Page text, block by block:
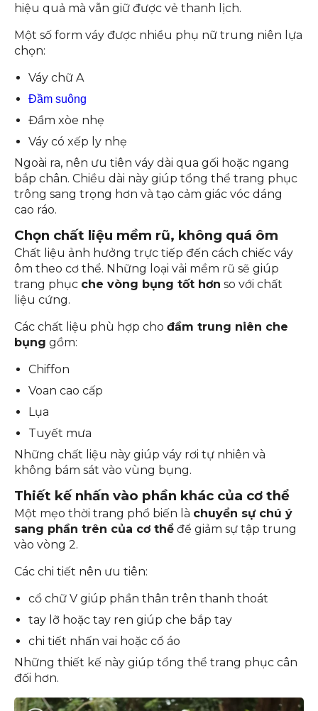
hiệu quả mà vẫn giữ được vẻ thanh lịch.
Một số form váy được nhiều phụ nữ trung niên lựa
chọn:
Váy chữ A
Đầm suông
Đầm xòe nhẹ
Váy có xếp ly nhẹ
Ngoài ra, nên ưu tiên váy dài qua gối hoặc ngang
bắp chân. Chiều dài này giúp tổng thể trang phục
trông sang trọng hơn và tạo cảm giác vóc dáng
cao ráo.
Chọn chất liệu mềm rũ, không quá ôm
Chất liệu ảnh hưởng trực tiếp đến cách chiếc váy
ôm theo cơ thể. Những loại vải mềm rũ sẽ giúp
trang phục che vòng bụng tốt hơn so với chất
liệu cứng.
Các chất liệu phù hợp cho đầm trung niên che
bụng gồm:
Chiffon
Voan cao cấp
Lụa
Tuyết mưa
Những chất liệu này giúp váy rơi tự nhiên và
không bám sát vào vùng bụng.
Thiết kế nhấn vào phần khác của cơ thể
Một mẹo thời trang phổ biến là chuyển sự chú ý
sang phần trên của cơ thể để giảm sự tập trung
vào vòng 2.
Các chi tiết nên ưu tiên:
cổ chữ V giúp phần thân trên thanh thoát
tay lỡ hoặc tay ren giúp che bắp tay
chi tiết nhấn vai hoặc cổ áo
Những thiết kế này giúp tổng thể trang phục cân
đối hơn.